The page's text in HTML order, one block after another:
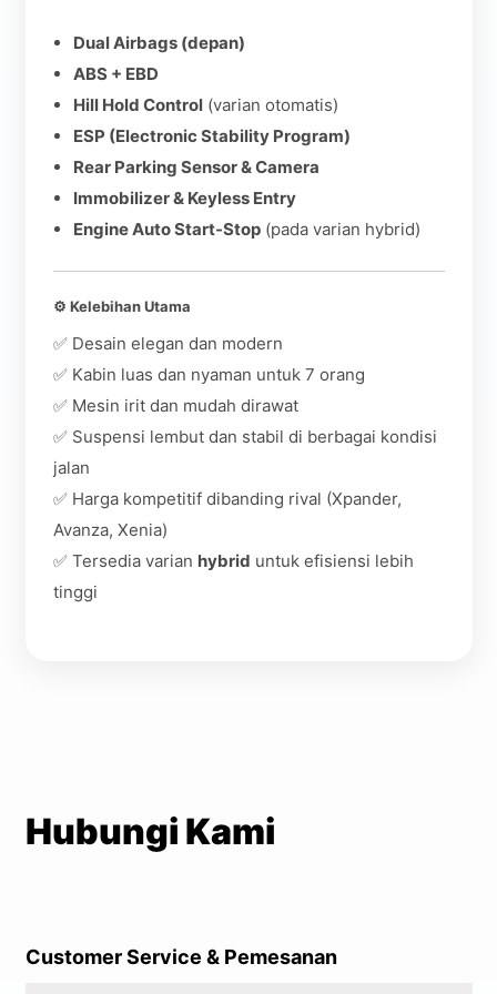
Dual Airbags (depan)
ABS + EBD
Hill Hold Control (varian otomatis)
ESP (Electronic Stability Program)
Rear Parking Sensor & Camera
Immobilizer & Keyless Entry
Engine Auto Start-Stop (pada varian hybrid)
⚙️ Kelebihan Utama
✅ Desain elegan dan modern
✅ Kabin luas dan nyaman untuk 7 orang
✅ Mesin irit dan mudah dirawat
✅ Suspensi lembut dan stabil di berbagai kondisi
jalan
✅ Harga kompetitif dibanding rival (Xpander,
Avanza, Xenia)
✅ Tersedia varian hybrid untuk efisiensi lebih
tinggi
Hubungi Kami
Customer Service & Pemesanan